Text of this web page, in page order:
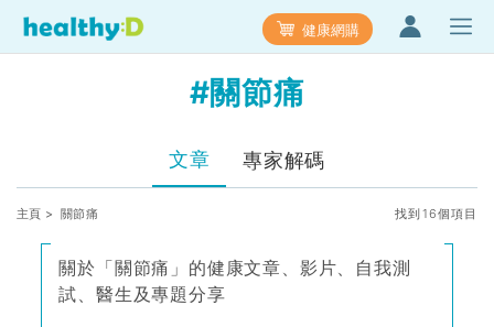
健康網購
#關節痛
文章 專家解碼
主頁 > 關節痛 找到16個項目
關於「關節痛」的健康文章、影片、自我測
試、醫生及專題分享